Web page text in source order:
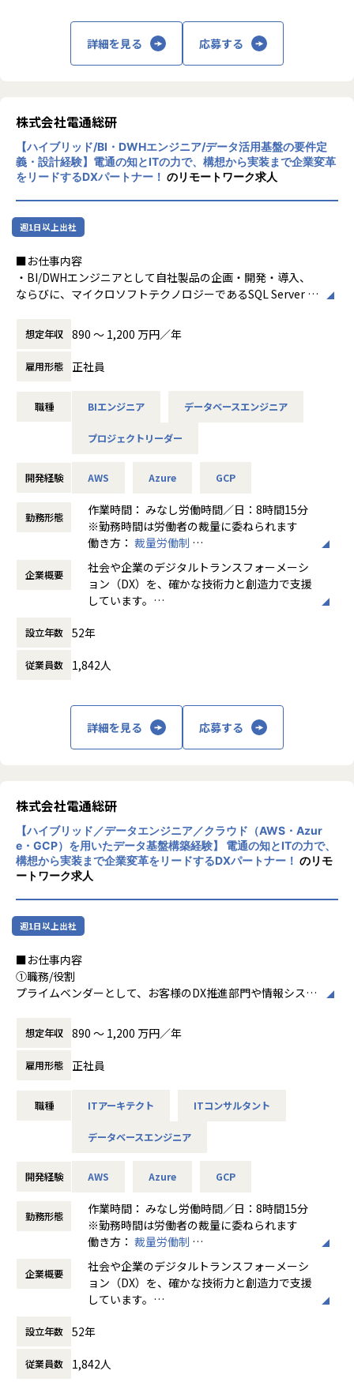
株式会社NTTドコモ
第一生命保険株式会社
三菱ＵＦＪ信託銀行株式会社
株式会社読売新聞東京本社
株式会社SBI証券
コクヨ株式会社
株式会社クボタ
株式会社 ポプラ社
エフコープ生活協同組合
▼開発事例
バ開発）
第一生命株式会社 健康第一（アプリ開発/アジャイル）
カシオ計算機株式会社 G-SHOCK Connected（腕時計G-SH
OCK連携アプリ）
管理アプリ）
ペーンアプリ）
当社は、小・中学生向けの教育サービスにおいて、
サービス企画段階から参画し、システム開発を担当しまし
【顧客が抱えていた課題】
出版社である顧客にとって、未経験の教育ICTサービスを新
規事業として立ち上げることは、
大変大きなチャレンジでした。
以下のような課題が挙げられました。
・デジタル端末の活用が進む中で、子どもたちが主体的に利
・従来の書籍体験とは異なる、デジタルならではの読書体
験・学習体験を実現したい
・サービスの方向性を踏まえたシステム設計・開発
・利用者である子どもたちを意識した画面設計
を担当し、サービス立ち上げを支援しました。
■業務内容
・基本設計（DB設計、運用設計、移行設計、試験設計な
ど）の実施及びレビュー
・開発フェーズにおける進捗管理と品質管理・発生した問題
に対する対応と解決
・試験フェーズにおける試験計画の策定、不具合の分析と対
◾️ 目指せるキャリアパス
・アーキテクト（スペシャリスト）
・フルスタックエンジニア
◾️️本ポジションのやりがい
・モノづくりだけでなく、顧客の課題を見つけ、解決するこ
・上流から携われる
・技術に特化したキャリアを続けられる
・SEも直接顧客と会話する機会が多い
・幅広い開発領域の経験（フロント、バックエンド、インフ
※上記やりがいをもとに、ご自身のキャリアの幅、経験を増
会社の定める範囲
とが多く、お客様のより近い立場で開発ができプロジェクト
の成功を実感することができます。
はプロジェクト側に裁量が認められています。
ご自身の意見を顧客への最適なご提案へ反映できます。
＜キャリアパス＞
て頂くプロジェクト、ポジションを決定します。
その後経験を積むに従って、担当するシステム規模の拡大
や業務分析等担当領域の拡大を目指して頂きます。
将来的にはプロジェクトマネージャへのステップアップや
テクニカルスペシャリストとしてより専門的なスキルを修得
頂くことが可能です。
・全社的な技術研修、ビジネススキル研修だけではなく、担
います。
会を行っています。
SAPユーザー向けデータ収集・活用ソリューションとして当
当該ソリューションの認知度No1の地位を確立すると共に、
新技術で次世代データ活用領製品を企画・開発し市場へ投入
していきます。
BusinessSPECTRET：https://erp.dentsusoken.com/solut
ion/sap-bi-businessspectre/
BusinessSPECTRET XC：https://erp.dentsusoken.com/s
ADISIGHT-ACS：https://erp.dentsusoken.com/solution/a
EMPHASIGHT：https://erp.dentsusoken.com/solution/e
東京エレクトロン、ナミックス、AREホールディングス、イ
ーグル工業、古野電気など多数
【業務の変更の範囲】
詳細を見る 応募する
株式会社電通総研
【ハイブリッド/BI・DWHエンジニア/データ活用基盤の要件定
義・設計経験】電通の知とITの力で、構想から実装まで企業変革
をリードするDXパートナー！ のリモートワーク求人
週1日以上出社
■お仕事内容
・BI/DWHエンジニアとして自社製品の企画・開発・導入、
ならびに、マイクロソフトテクノロジーであるSQL Server B
Power BIを用いたエンドユーザー向けのアドオン機能開発
を行って頂きます。
・Azure/AWSといったパブリッククラウド基盤へのシステム
構築、Snowflake、MS FabricなどのクラウドDWH基盤の構
Tableau、QlikView、Dr.SUMなどのといった他社BIツール
・製品開発においては新技術・新サービスも積極的に取り入
ただきます。
いただきます。
・チームリーダー以上のポジションを担当していただき、将
来的にデータ活用ソリューション関連ビジネスをリードする
人材を期待します。
■このポジションで目指せるキャリア
<当ポジションの魅力>
・SAP ERPをターゲットにしたソリューションを提供してお
り、プライムベンダーとして業界業種問わず国内有数の大企
業が多く利用するSAPユーザー企業のDX推進部門・情報シス
とが多く、お客様のより近い立場で開発ができプロジェクト
の成功を実感することができます。
はプロジェクト側に裁量が認められています。
ご自身の意見を顧客への最適なご提案へ反映できます。
＜キャリアパス＞
・入社時点のご自身のスキル、ご要望も踏まえつつ、担当し
や業務分析等担当領域の拡大を目指して頂きます。
将来的にはプロジェクトマネージャへのステップアップや
テクニカルスペシャリストとしてより専門的なスキルを修得
頂くことが可能です。
当する業務領域の社外研修や、社外の交流について推奨して
また、社内SNS等を通じて社内での自主的な勉強会、検討
■部門の組織・事業ビジョン/ミッション
社製品(※１)の企画・開発・導入を行っております。
新技術で次世代データ活用領製品を企画・開発し市場へ投入
していきます。
ion/sap-bi-businessspectre/
BusinessSPECTRET XC：https://erp.dentsusoken.com/s
olution/sap-bi-businessspectre_xc/
disight-acs/
mphasight/
想定年収 890 〜 1,200 万円／年
雇用形態 正社員
職種 BIエンジニア データベースエンジニア
プロジェクトリーダー
開発経験 AWS Azure GCP
勤務形態
作業時間： みなし労働時間／日：8時間15分
※勤務時間は労働者の裁量に委ねられます
働き方： 裁量労働制
時間外労働の有無： 有（月平均10時間～30
時間）
休憩時間： 60分
企業概要
社会や企業のデジタルトランスフォーメーシ
ョン（DX）を、確かな技術力と創造力で支援
しています。
関や製造業のトップクラスの企業と直接取引
ョンを提供しています。
設立年数 52年
従業員数 1,842人
詳細を見る 応募する
株式会社電通総研
【ハイブリッド／データエンジニア／クラウド（AWS・Azur
e・GCP）を用いたデータ基盤構築経験】 電通の知とITの力で、
構想から実装まで企業変革をリードするDXパートナー！ のリモ
ートワーク求人
週1日以上出社
■お仕事内容
①職務/役割
プライムベンダーとして、お客様のDX推進部門や情報システ
対話しながら、
データ分析基盤/データウェアハウス(DWH)の企画/設計、構
築を担当していただきます。
②業務内容
ドのPaaS,SaaSおよび各種パートナ製品を組み合わせてデー
・最新技術動向の調査/検証を行い、新技術や新サービスの提
ータ基盤を素早く高品質に構築する当社独自ソリューション
のSnowBaseとともにお客様のデータドリブン経営をスピー
ディーに支援しております。
Snowflakeについてはこちら https://itsol.dentsusoken.c
om/snowflake/
【Snowflakeの強み、お客様から選ばれるポイント】
Snowflakeは、米国Snowflake Inc. が開発・提供するクラウ
ドデータプラットフォームです。
「データクラウド」をコンセプトに、企業で蓄積された多種
多様・大量データのマネジメントや、社内外とのセキュアな
想定年収 890 〜 1,200 万円／年
雇用形態 正社員
職種 ITアーキテクト ITコンサルタント
データベースエンジニア
開発経験 AWS Azure GCP
勤務形態
作業時間： みなし労働時間／日：8時間15分
※勤務時間は労働者の裁量に委ねられます
働き方： 裁量労働制
時間外労働の有無： 有（月平均10時間～30
時間）
休憩時間： 60分
企業概要
社会や企業のデジタルトランスフォーメーシ
ョン（DX）を、確かな技術力と創造力で支援
しています。
関や製造業のトップクラスの企業と直接取引
ョンを提供しています。
設立年数 52年
従業員数 1,842人